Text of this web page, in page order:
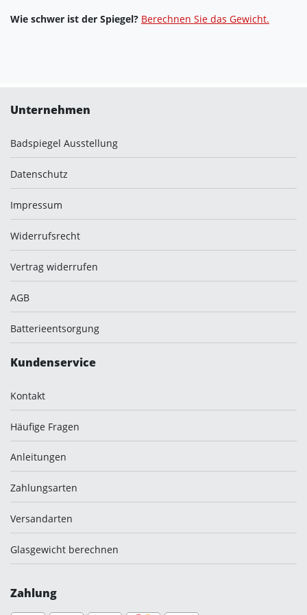
Wie schwer ist der Spiegel? Berechnen Sie das Gewicht.
Unternehmen
Badspiegel Ausstellung
Datenschutz
Impressum
Widerrufsrecht
Vertrag widerrufen
AGB
Batterieentsorgung
Kundenservice
Kontakt
Häufige Fragen
Anleitungen
Zahlungsarten
Versandarten
Glasgewicht berechnen
Zahlung